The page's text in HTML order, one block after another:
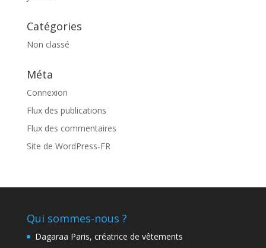
Catégories
Non classé
Méta
Connexion
Flux des publications
Flux des commentaires
Site de WordPress-FR
Qui sommes-nous ?
Dagaraa Paris, créatrice de vêtements